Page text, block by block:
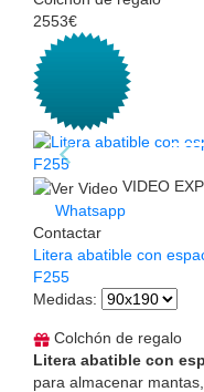
2553€
VIDEO
Whatsapp
Contactar
Litera abatible con
F255
Medidas:
Colchón de regalo
Litera abatible con
para almacenar